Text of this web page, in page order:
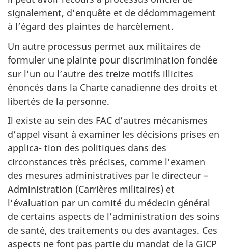
signalement, d’enquête et de dédommagement
à l’égard des plaintes de harcèlement.
Un autre processus permet aux militaires de
formuler une plainte pour discrimination fondée
sur l’un ou l’autre des treize motifs illicites
énoncés dans la Charte canadienne des droits et
libertés de la personne.
Il existe au sein des FAC d’autres mécanismes
d’appel visant à examiner les décisions prises en
applica- tion des politiques dans des
circonstances très précises, comme l’examen
des mesures administratives par le directeur –
Administration (Carrières militaires) et
l’évaluation par un comité du médecin général
de certains aspects de l’administration des soins
de santé, des traitements ou des avantages. Ces
aspects ne font pas partie du mandat de la GICP